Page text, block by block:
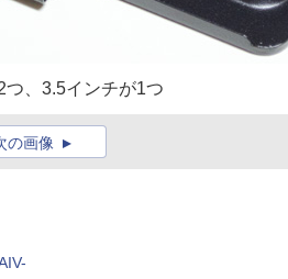
つ、3.5インチが1つ
の画像